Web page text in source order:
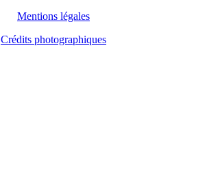
Mentions légales
Crédits photographiques